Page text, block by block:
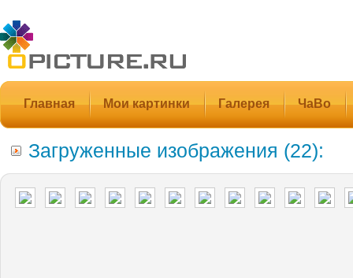
Главная Мои картинки Галерея ЧаВо
Загруженные изображения (22):